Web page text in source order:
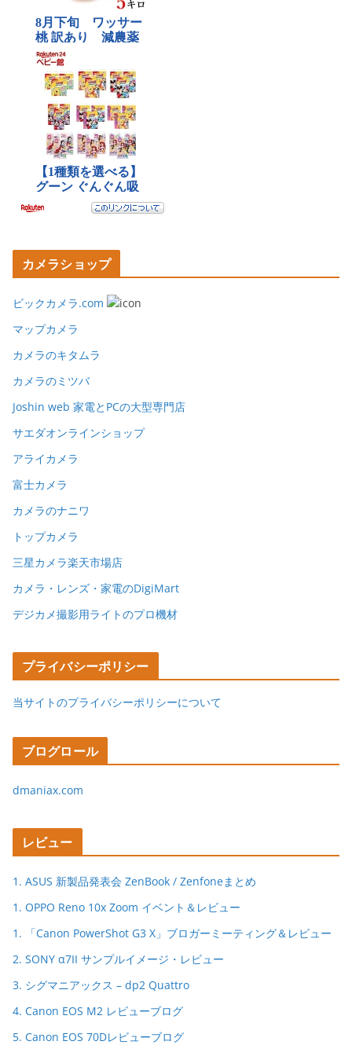
カメラショップ
ビックカメラ.com
マップカメラ
カメラのキタムラ
カメラのミツバ
Joshin web 家電とPCの大型専門店
サエダオンラインショップ
アライカメラ
富士カメラ
カメラのナニワ
トップカメラ
三星カメラ楽天市場店
カメラ・レンズ・家電のDigiMart
デジカメ撮影用ライトのプロ機材
プライバシーポリシー
当サイトのプライバシーポリシーについて
ブログロール
dmaniax.com
レビュー
1. ASUS 新製品発表会 ZenBook / Zenfoneまとめ
1. OPPO Reno 10x Zoom イベント＆レビュー
1. 「Canon PowerShot G3 X」ブロガーミーティング＆レビュー
2. SONY α7II サンプルイメージ・レビュー
3. シグマニアックス – dp2 Quattro
4. Canon EOS M2 レビューブログ
5. Canon EOS 70Dレビューブログ